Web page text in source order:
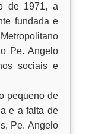
de 1971, a
fundada e
Pe. Angelo
sociais e
pequeno de
e a falta de
Pe. Angelo